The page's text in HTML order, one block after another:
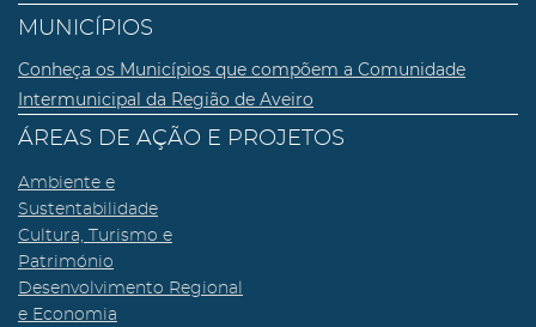
MUNICÍPIOS
Conheça os Municípios que compõem a Comunidade
Intermunicipal da Região de Aveiro
ÁREAS DE AÇÃO E PROJETOS
Ambiente e
Sustentabilidade
Cultura, Turismo e
Património
Desenvolvimento Regional
e Economia